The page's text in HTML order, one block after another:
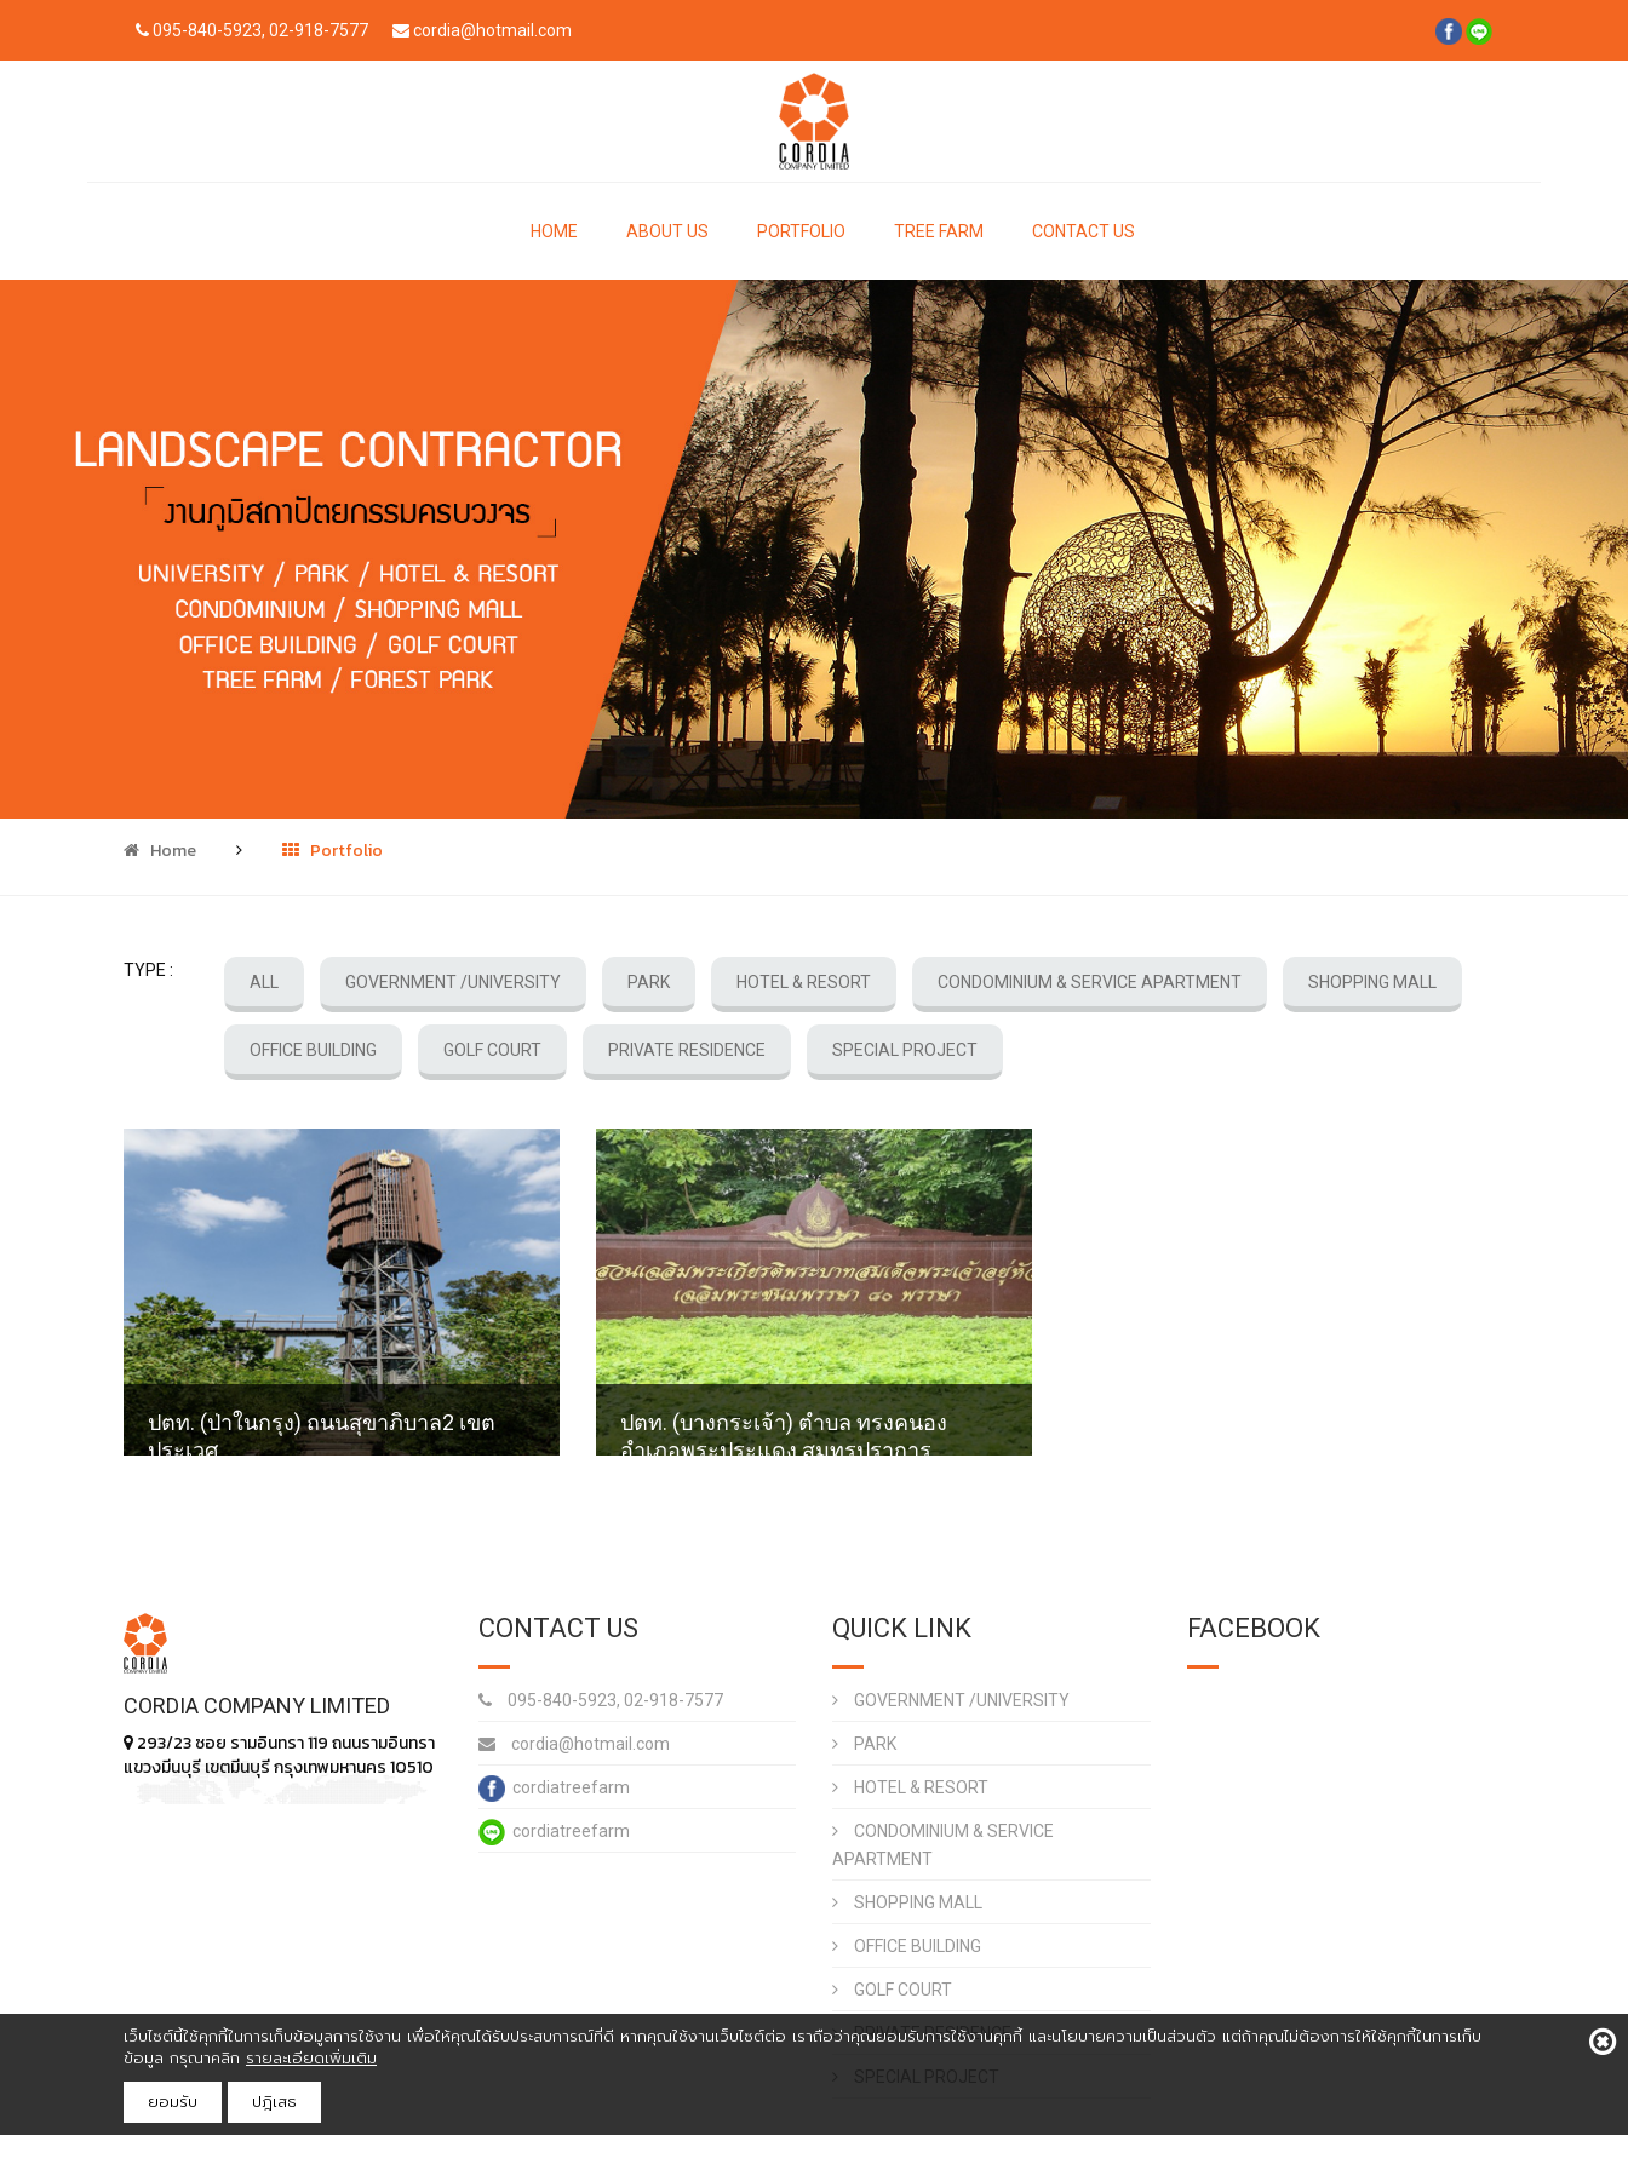
เว็บไซต์นี้ใช้คุกกี้ในการเก็บข้อมูลการใช้งาน เพื่อให้คุณได้รับประสบการณ์ที่ดี หากคุณใช้งานเว็บไซต์ต่อ เราถือว่าคุณยอมรับการใช้งานคุกกี้ และนโยบายความเป็นส่วนตัว แต่ถ้าคุณไม่ต้องการให้ใช้คุกกี้ในการเก็บ
ข้อมูล กรุณาคลิก รายละเอียดเพิ่มเติม
ยอมรับ
ปฎิเสธ
095-840-5923, 02-918-7577 cordia@hotmail.com
HOME ABOUT US PORTFOLIO TREE FARM CONTACT US
Home Portfolio
TYPE :
ALL GOVERNMENT /UNIVERSITY PARK HOTEL & RESORT CONDOMINIUM & SERVICE APARTMENT SHOPPING MALL
OFFICE BUILDING GOLF COURT PRIVATE RESIDENCE SPECIAL PROJECT
ปตท. (ป่าในกรุง) ถนนสุขาภิบาล2 เขต
ประเวศ
ปตท. (บางกระเจ้า) ตำบล ทรงคนอง
อำเภอพระประแดง สมุทรปราการ
CORDIA COMPANY LIMITED
293/23 ซอย รามอินทรา 119 ถนนรามอินทรา
แขวงมีนบุรี เขตมีนบุรี กรุงเทพมหานคร 10510
CONTACT US
095-840-5923, 02-918-7577
cordia@hotmail.com
cordiatreefarm
cordiatreefarm
QUICK LINK
GOVERNMENT /UNIVERSITY
PARK
HOTEL & RESORT
CONDOMINIUM & SERVICE
APARTMENT
SHOPPING MALL
OFFICE BUILDING
GOLF COURT
PRIVATE RESIDENCE
FACEBOOK